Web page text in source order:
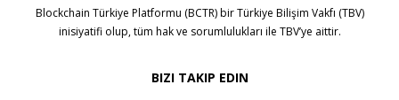
Blockchain Türkiye Platformu (BCTR) birTürkiye Bilişim Vakfı (TBV)
inisiyatifi olup, tüm hak ve sorumlulukları ile TBV’ye aittir.
BIZI TAKIP EDIN